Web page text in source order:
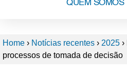
QUEM SOMOS
Home › Notícias recentes › 2025 ›
processos de tomada de decisão